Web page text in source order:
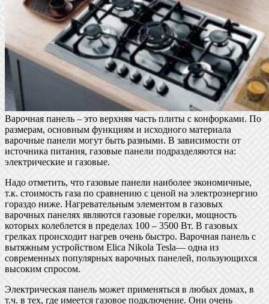
Варочная панель – это верхняя часть плиты с конфорками. По
размерам, основным функциям и исходного материала
варочные панели могут быть разными. В зависимости от
источника питания, газовые панели подразделяются на:
электрические и газовые.
Надо отметить, что газовые панели наиболее экономичные,
т.к. стоимость газа по сравнению с ценой на электроэнергию
гораздо ниже. Нагревательным элементом в газовых
варочных панелях являются газовые горелки, мощность
которых колеблется в пределах 100 – 3500 Вт. В газовых
грелках происходит нагрев очень быстро. Варочная панель с
вытяжным устройством Elica Nikola Tesla— одна из
современных популярных варочных панелей, пользующихся
высоким спросом.
Электрическая панель может применяться в любых домах, в
т.ч. в тех, где имеется газовое подключение. Они очень